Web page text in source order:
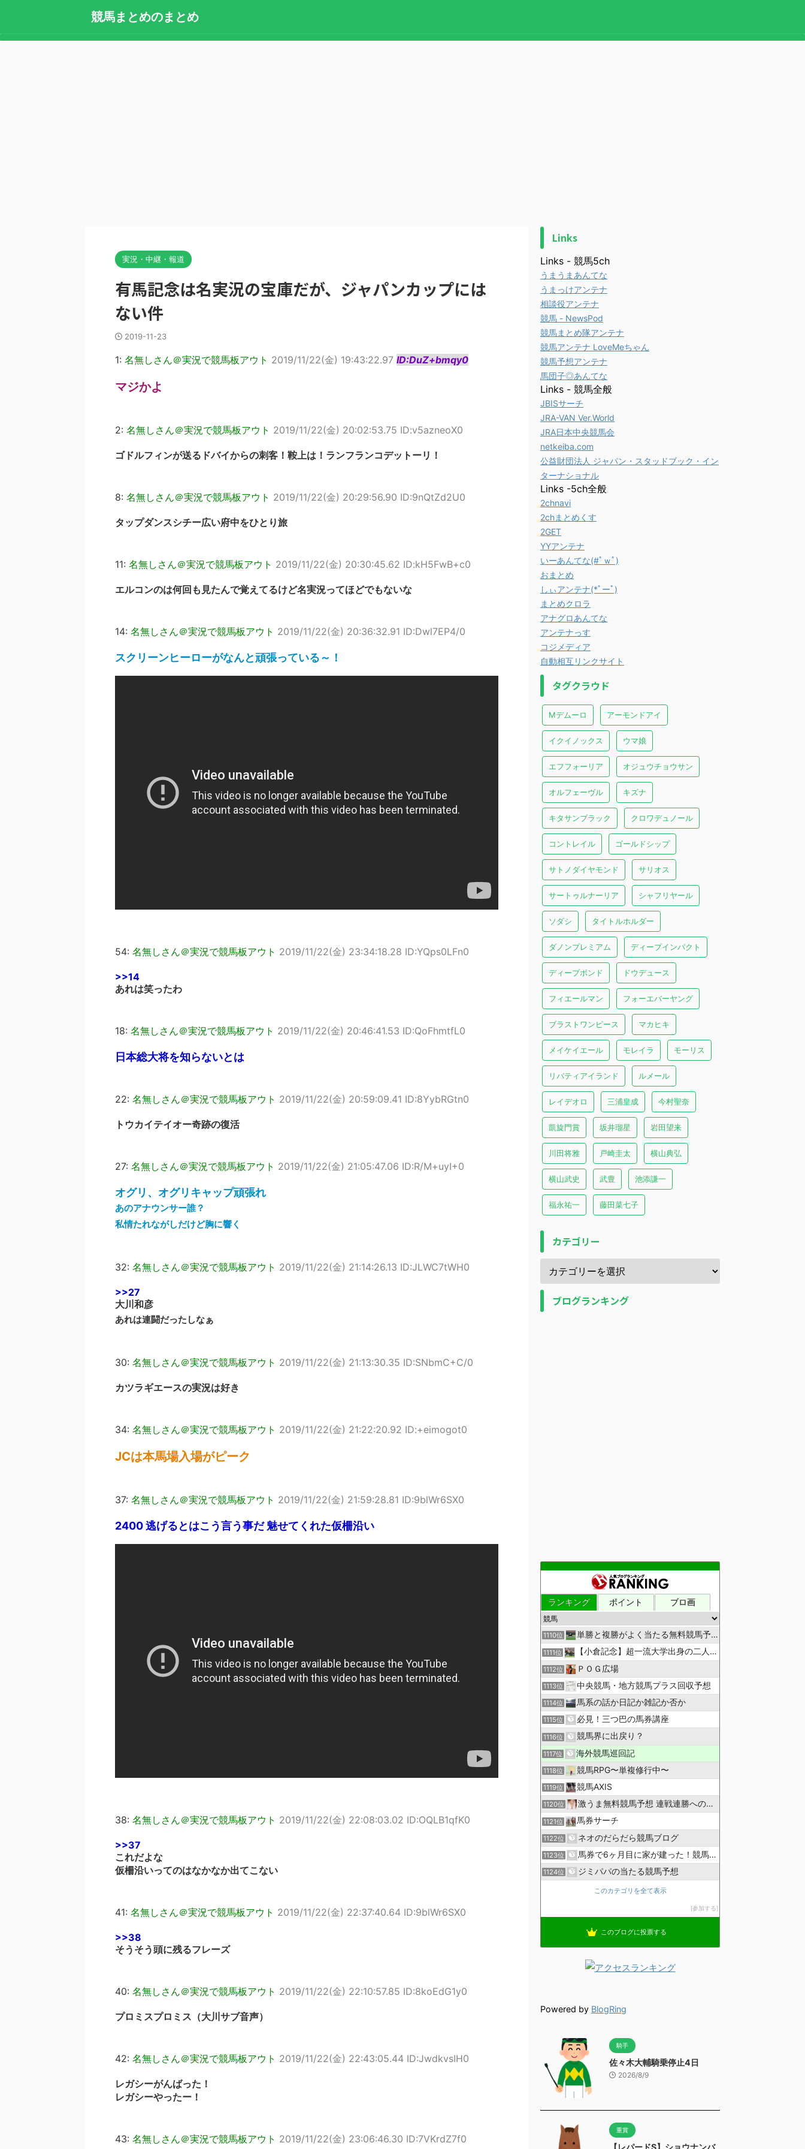
競馬まとめのまとめ
実況・中継・報道
有馬記念は名実況の宝庫だが、ジャパンカップには
ない件
2019-11-23
1: 名無しさん＠実況で競馬板アウト 2019/11/22(金) 19:43:22.97 ID:DuZ+bmqy0
マジかよ
2: 名無しさん＠実況で競馬板アウト 2019/11/22(金) 20:02:53.75 ID:v5azneoX0
ゴドルフィンが送るドバイからの刺客！鞍上は！ランフランコデットーリ！
8: 名無しさん＠実況で競馬板アウト 2019/11/22(金) 20:29:56.90 ID:9nQtZd2U0
タップダンスシチー広い府中をひとり旅
11: 名無しさん＠実況で競馬板アウト 2019/11/22(金) 20:30:45.62 ID:kH5FwB+c0
エルコンのは何回も見たんで覚えてるけど名実況ってほどでもないな
14: 名無しさん＠実況で競馬板アウト 2019/11/22(金) 20:36:32.91 ID:Dwl7EP4/0
スクリーンヒーローがなんと頑張っている～！
54: 名無しさん＠実況で競馬板アウト 2019/11/22(金) 23:34:18.28 ID:YQps0LFn0
>>14
あれは笑ったわ
18: 名無しさん＠実況で競馬板アウト 2019/11/22(金) 20:46:41.53 ID:QoFhmtfL0
日本総大将を知らないとは
22: 名無しさん＠実況で競馬板アウト 2019/11/22(金) 20:59:09.41 ID:8YybRGtn0
トウカイテイオー奇跡の復活
27: 名無しさん＠実況で競馬板アウト 2019/11/22(金) 21:05:47.06 ID:R/M+uyI+0
オグリ、オグリキャップ頑張れ
あのアナウンサー誰？
私情たれながしだけど胸に響く
32: 名無しさん＠実況で競馬板アウト 2019/11/22(金) 21:14:26.13 ID:JLWC7tWH0
>>27
大川和彦
あれは連闘だったしなぁ
30: 名無しさん＠実況で競馬板アウト 2019/11/22(金) 21:13:30.35 ID:SNbmC+C/0
カツラギエースの実況は好き
34: 名無しさん＠実況で競馬板アウト 2019/11/22(金) 21:22:20.92 ID:+eimogot0
JCは本馬場入場がピーク
37: 名無しさん＠実況で競馬板アウト 2019/11/22(金) 21:59:28.81 ID:9blWr6SX0
2400 逃げるとはこう言う事だ 魅せてくれた仮柵沿い
38: 名無しさん＠実況で競馬板アウト 2019/11/22(金) 22:08:03.02 ID:OQLB1qfK0
>>37
これだよな
仮柵沿いってのはなかなか出てこない
41: 名無しさん＠実況で競馬板アウト 2019/11/22(金) 22:37:40.64 ID:9blWr6SX0
>>38
そうそう頭に残るフレーズ
40: 名無しさん＠実況で競馬板アウト 2019/11/22(金) 22:10:57.85 ID:8koEdG1y0
プロミスプロミス（大川サブ音声）
42: 名無しさん＠実況で競馬板アウト 2019/11/22(金) 22:43:05.44 ID:JwdkvsIH0
レガシーがんばった！
レガシーやったー！
43: 名無しさん＠実況で競馬板アウト 2019/11/22(金) 23:06:46.30 ID:7VKrdZ7f0
Links
Links - 競馬5ch
うまうまあんてな
うまっけアンテナ
相談役アンテナ
競馬 - NewsPod
競馬まとめ隊アンテナ
競馬アンテナ LoveMeちゃん
競馬予想アンテナ
馬団子◎あんてな
Links - 競馬全般
JBISサーチ
JRA-VAN Ver.World
JRA日本中央競馬会
netkeiba.com
公益財団法人 ジャパン・スタッドブック・イン
ターナショナル
Links -5ch全般
2chnavi
2chまとめくす
2GET
YYアンテナ
いーあんてな(#ﾟｗﾟ)
おまとめ
しぃアンテナ(*ﾟーﾟ)
まとめクロラ
アナグロあんてな
アンテナっす
コジメディア
自動相互リンクサイト
タグクラウド
Mデムーロ アーモンドアイ
イクイノックス ウマ娘
エフフォーリア オジュウチョウサン
オルフェーヴル キズナ
キタサンブラック クロワデュノール
コントレイル ゴールドシップ
サトノダイヤモンド サリオス
サートゥルナーリア シャフリヤール
ソダシ タイトルホルダー
ダノンプレミアム ディープインパクト
ディープボンド ドウデュース
フィエールマン フォーエバーヤング
ブラストワンピース マカヒキ
メイケイエール モレイラ モーリス
リバティアイランド ルメール
レイデオロ 三浦皇成 今村聖奈
凱旋門賞 坂井瑠星 岩田望来
川田将雅 戸崎圭太 横山典弘
横山武史 武豊 池添謙一
福永祐一 藤田菜七子
カテゴリー
ブログランキング
ランキング ポイント ブロ画
1110位 単勝と複勝がよく当たる無料競馬予想ブログ
1111位 【小倉記念】超一流大学出身の二人で理論競馬
1112位 ＰＯＧ広場
1113位 中央競馬・地方競馬プラス回収予想
1114位 馬系の話か日記か雑記か否か
1115位 必見！三つ巴の馬券講座
1116位 競馬界に出戻り？
1117位 海外競馬巡回記
1118位 競馬RPG〜単複修行中〜
1119位 競馬AXIS
1120位 激うま無料競馬予想 連戦連勝への道！
1121位 馬券サーチ
1122位 ネオのだらだら競馬ブログ
1123位 馬券で6ヶ月目に家が建った！競馬関係者の極秘予想術！
1124位 ジミパパの当たる競馬予想
このカテゴリを全て表示
参加する
このブログに投票する
Powered by BlogRing
騎手
佐々木大輔騎乗停止4日
2026/8/9
重賞
【レパードS】ショウナンバ